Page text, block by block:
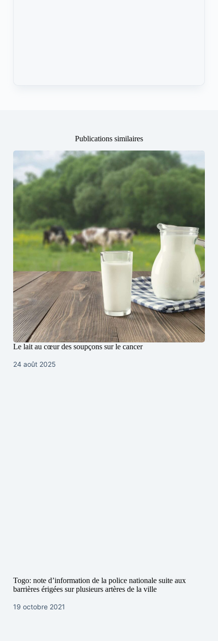
Publications similaires
Le lait au cœur des soupçons sur le cancer
24 août 2025
Togo: note d’information de la police nationale suite aux
barrières érigées sur plusieurs artères de la ville
19 octobre 2021